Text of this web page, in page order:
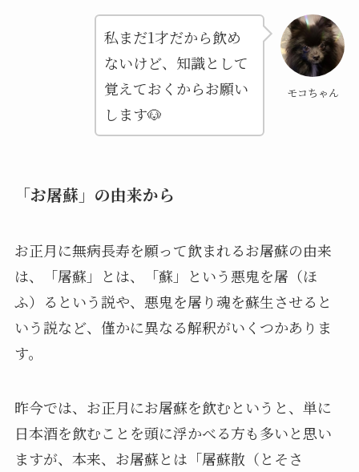
モコちゃん
私まだ1才だから飲め
ないけど、知識として
覚えておくからお願い
します🐶
「お屠蘇」の由来から
お正月に無病長寿を願って飲まれるお屠蘇の由来
は、「屠蘇」とは、「蘇」という悪鬼を屠（ほ
ふ）るという説や、悪鬼を屠り魂を蘇生させると
いう説など、僅かに異なる解釈がいくつかありま
す。
昨今では、お正月にお屠蘇を飲むというと、単に
日本酒を飲むことを頭に浮かべる方も多いと思い
ますが、本来、お屠蘇とは「屠蘇散（とそさ